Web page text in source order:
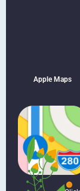
Apple Maps